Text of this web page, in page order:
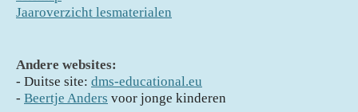
Jaaroverzicht lesmaterialen
Andere websites:
- Duitse site: dms-educational.eu
- Beertje Anders voor jonge kinderen